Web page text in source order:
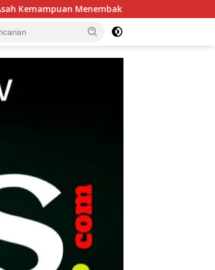
Patroli Harkamtibmas Polsek Tarik